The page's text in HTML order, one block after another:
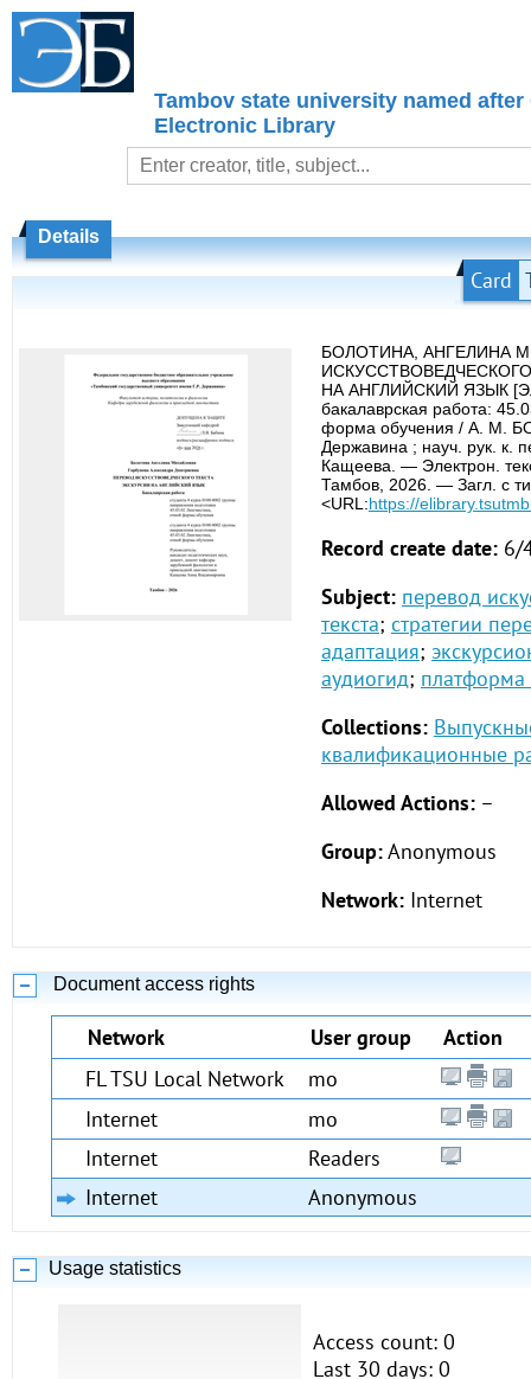
Tambov state university named after
Electronic Library
Details
Card
БОЛОТИНА, АНГЕЛИНА
НА АНГЛИЙСКИЙ ЯЗЫК
бакалаврская работа:
форма обучения / А. М.
Державина ; науч. рук. к.
Кащеева. — Электрон.
Тамбов, 2026. — Загл. с
<URL:https://
Record create date: 6/
Subject: перевод
текста; стратегии
адаптация;
аудиогид;
Collections:
квалификационные
Allowed Actions: –
Group:Anonymous
Network: Internet
Document access rights
Network User group
Action
FL TSU Local Network
mo
Internet
mo
Internet
Readers
Internet
Anonymous
Usage statistics
Access count: 0
Last 30 days: 0